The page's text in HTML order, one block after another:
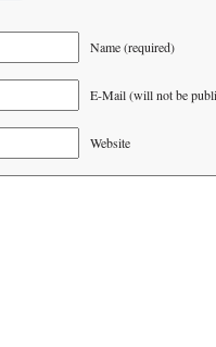
Name (required)
E-Mail (will not be
Website